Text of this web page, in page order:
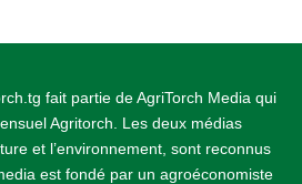
fait partie de AgriTorch Media qui
Agritorch. Les deux médias
et l’environnement, sont reconnus
est fondé par un agroéconomiste